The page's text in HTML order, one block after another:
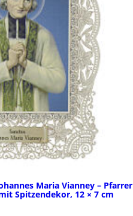
Maria Vianney – Pfarrer
Spitzendekor, 12 × 7 cm